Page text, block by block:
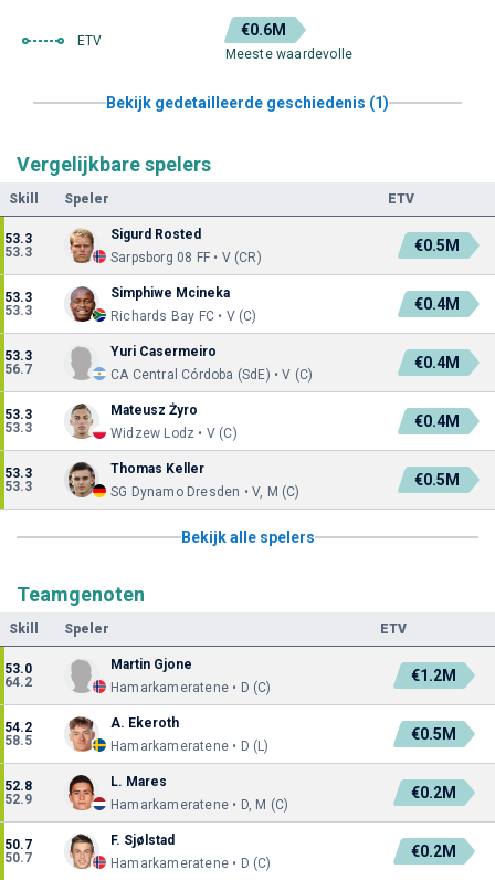
ETV
€0.6M
Meeste waardevolle
Bekijk gedetailleerde geschiedenis (1)
Vergelijkbare spelers
Skill Speler ETV
53.3
53.3
Sigurd Rosted
Sarpsborg 08 FF • V (CR)
€0.5M
53.3
53.3
Simphiwe Mcineka
Richards Bay FC • V (C)
€0.4M
53.3
56.7
Yuri Casermeiro
CA Central Córdoba (SdE) • V (C)
€0.4M
53.3
53.3
Mateusz Żyro
Widzew Lodz • V (C)
€0.4M
53.3
53.3
Thomas Keller
SG Dynamo Dresden • V, M (C)
€0.5M
Bekijk alle spelers
Teamgenoten
Skill Speler ETV
53.0
64.2
Martin Gjone
Hamarkameratene • D (C)
€1.2M
54.2
58.5
A. Ekeroth
Hamarkameratene • D (L)
€0.5M
52.8
52.9
L. Mares
Hamarkameratene • D, M (C)
€0.2M
50.7
50.7
F. Sjølstad
Hamarkameratene • D (C)
€0.2M